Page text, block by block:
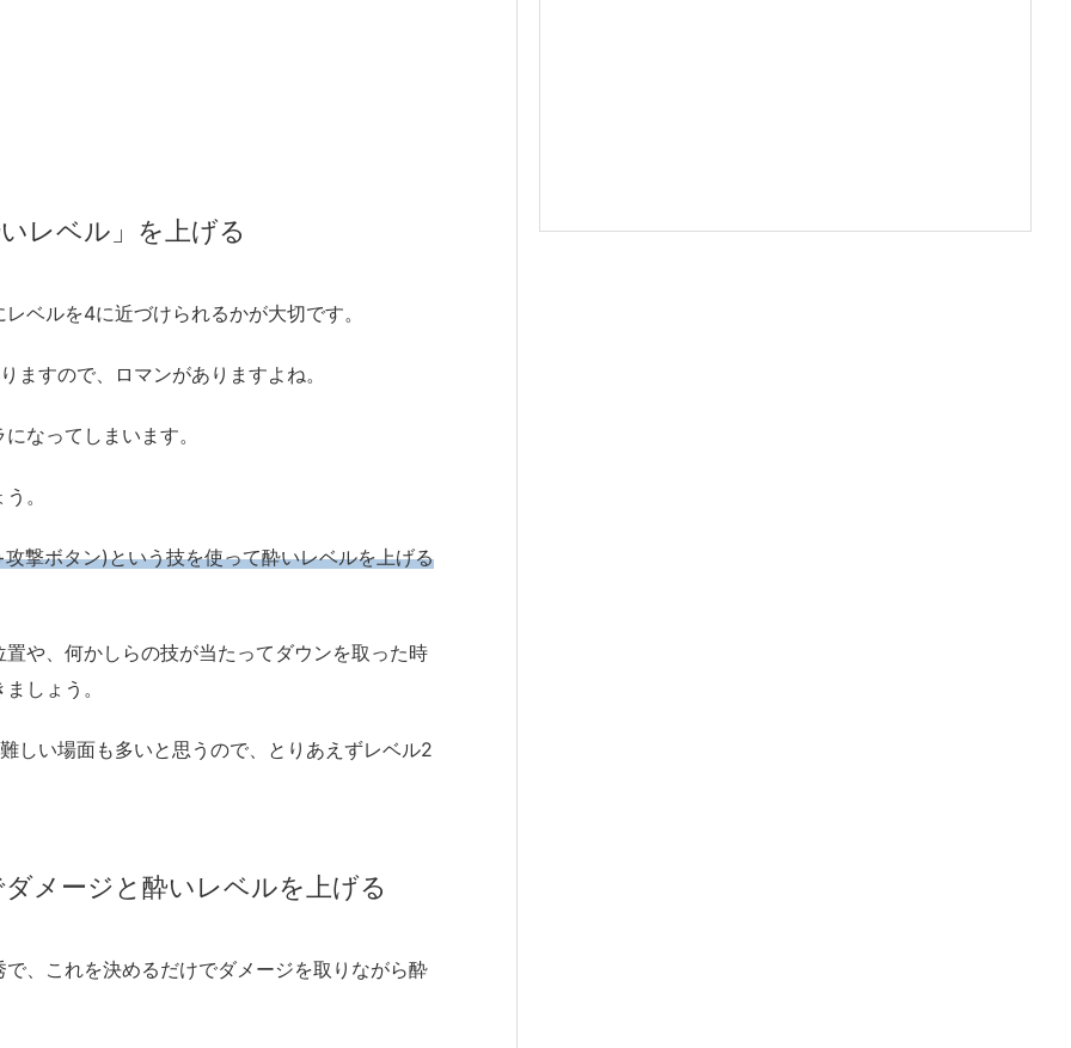
レベル」を上げる
ベルを4に近づけられるかが大切です。
ますので、ロマンがありますよね。
なってしまいます。
。
撃ボタン)という技を使って酔いレベルを上げる
や、何かしらの技が当たってダウンを取った時
しょう。
しい場面も多いと思うので、とりあえずレベル2
メージと酔いレベルを上げる
、これを決めるだけでダメージを取りながら酔